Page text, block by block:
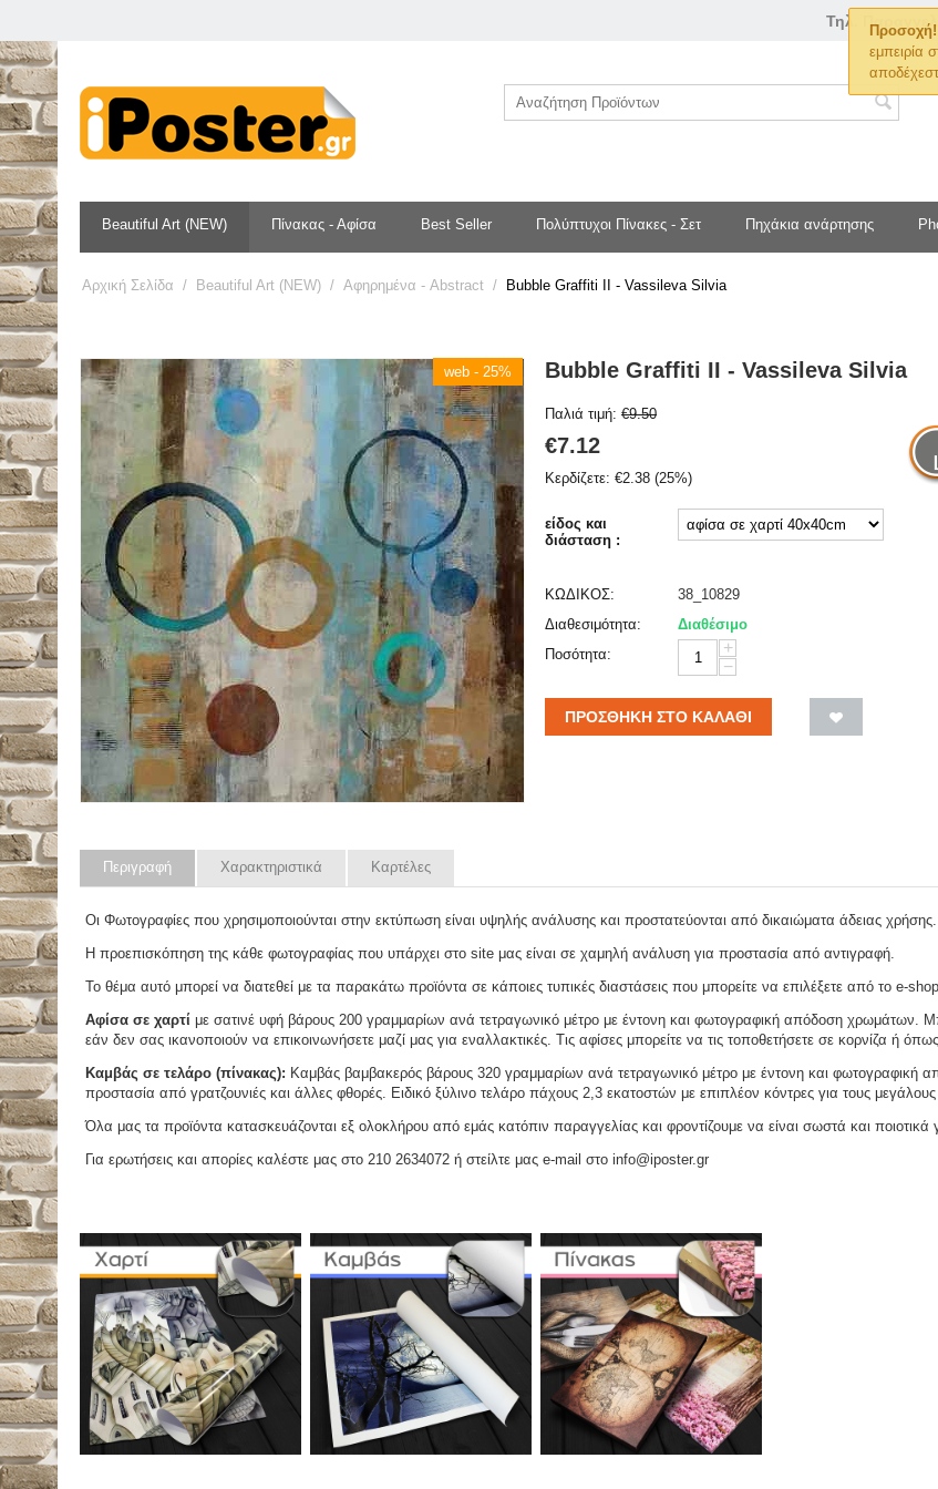
Προσοχή!
εμπειρία
Τηλ.
Beautiful Art (NEW) Πίνακας - Αφίσα Best Seller Πολύπτυχοι Πίνακες - Σετ Πηχάκια ανάρτησης
Αρχική Σελίδα / Beautiful Art (NEW) / Αφηρημένα - Abstract / Bubble Graffiti II - Vassileva Silvia
web - 25% Bubble Graffiti II - Vassileva Silvia
Παλιά τιμή: €9.50
€7.12
Κερδίζετε: €2.38 (25%)
είδος και
διάσταση :
ΚΩΔΙΚΟΣ:
38_10829
Διαθεσιμότητα:
Διαθέσιμο
Ποσότητα:
+
−
ΠΡΟΣΘΉΚΗ ΣΤΟ ΚΑΛΆΘΙ
Περιγραφή Χαρακτηριστικά Καρτέλες
Οι Φωτογραφίες που χρησιμοποιούνται στην εκτύπωση είναι υψηλής ανάλυσης και προστατεύονται από δικαιώματα άδειας χρήσης.
Η προεπισκόπηση της κάθε φωτογραφίας που υπάρχει στο site μας είναι σε χαμηλή ανάλυση για προστασία από αντιγραφή.
Το θέμα αυτό μπορεί να διατεθεί με τα παρακάτω προϊόντα σε κάποιες τυπικές διαστάσεις που μπορείτε να επιλέξετε από το e-shop
Αφίσα σε χαρτί με σατινέ υφή βάρους 200 γραμμαρίων ανά τετραγωνικό μέτρο με έντονη και φωτογραφική απόδοση χρωμάτων.
εάν δεν σας ικανοποιούν να επικοινωνήσετε μαζί μας για εναλλακτικές. Τις αφίσες μπορείτε να τις τοποθετήσετε σε κορνίζα ή
Καμβάς σε τελάρο (πίνακας): Καμβάς βαμβακερός βάρους 320 γραμμαρίων ανά τετραγωνικό μέτρο με έντονη και φωτογραφική
προστασία από γρατζουνιές και άλλες φθορές. Ειδικό ξύλινο τελάρο πάχους 2,3 εκατοστών με επιπλέον κόντρες για τους
Όλα μας τα προϊόντα κατασκευάζονται εξ ολοκλήρου από εμάς κατόπιν παραγγελίας και φροντίζουμε να είναι σωστά και ποιοτικά
Για ερωτήσεις και απορίες καλέστε μας στο 210 2634072 ή στείλτε μας e-mail στο info@iposter.gr